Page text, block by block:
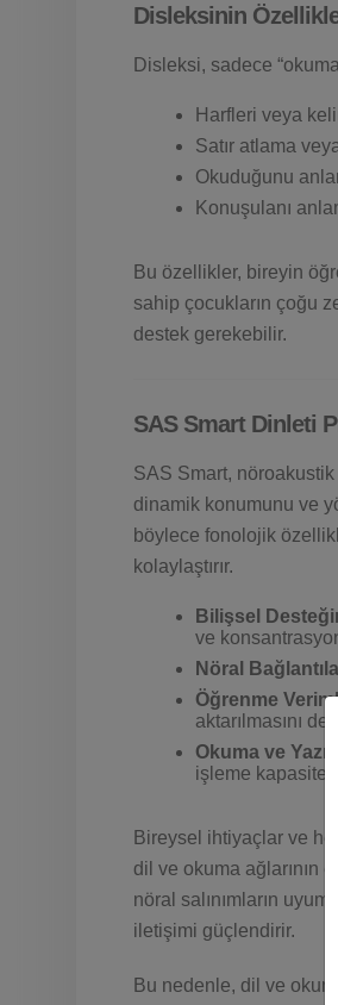
Disleksinin
Disleksi, sadece
Harfleri veya
Satır atlama
Okuduğunu
Konuşulanı
Bu özellikler, bireyin
sahip çocukların çoğu
destek gerekebilir.
SAS Smart Dinleti
SAS Smart,
dinamik konumunu ve
böylece fonolojik
kolaylaştırır.
Bilişsel
ve
Nöral
Öğrenme
aktarılmasını
Okuma ve
işleme
Bireysel ihtiyaçlar ve
dil ve okuma ağlarının
nöral salınımların
iletişimi güçlendirir.
Bu nedenle, dil ve